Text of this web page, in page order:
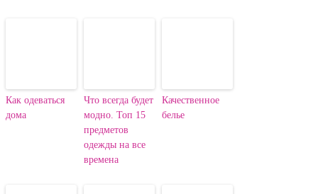
Как одеваться
дома
Что всегда будет
модно. Топ 15
предметов
одежды на все
времена
Качественное
белье